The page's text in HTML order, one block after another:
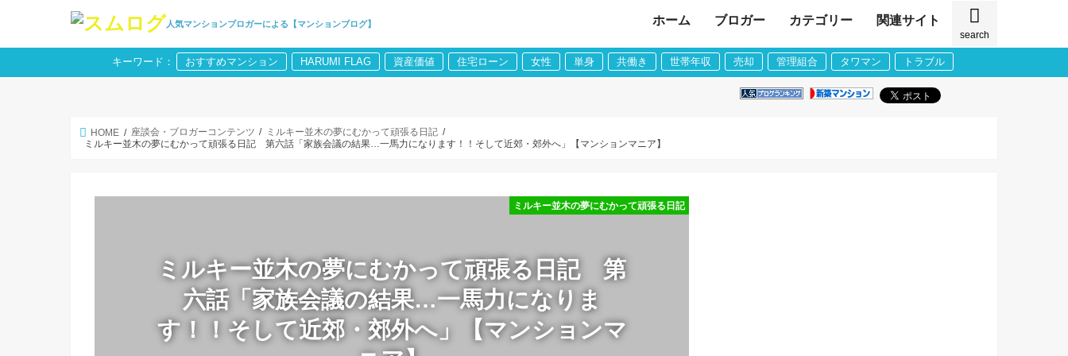
人気マンションブロガーによる【マンションブログ】
search
ホーム ブロガー カテゴリー 関連サイト
キーワード： おすすめマンション HARUMI FLAG 資産価値 住宅ローン 女性 単身 共働き 世帯年収 売却 管理組合 タワマン トラブル
HOME 座談会・ブロガーコンテンツ
ミルキー並木の夢にむかって頑張る日記
ミルキー並木の夢にむかって頑張る日記 第六話「家族会議の結果…一馬力になります！！そして近郊・郊外へ」【マンションマニア】
ミルキー並木の夢にむかって頑張る日記 第
六話「家族会議の結果…一馬力になりま
す！！そして近郊・郊外へ」【マンションマ
ミルキー並木の夢にむかって頑張る日記